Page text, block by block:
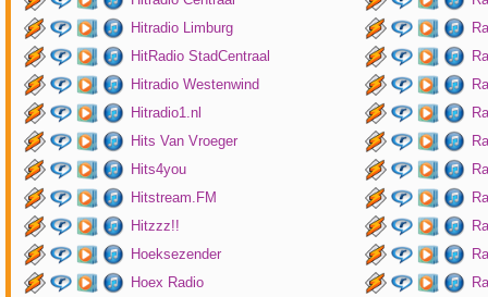
Hitradio Limburg
HitRadio StadCentraal
Hitradio Westenwind
Hitradio1.nl
Hits Van Vroeger
Hits4you
Hitstream.FM
Hitzzz!!
Hoeksezender
Hoex Radio